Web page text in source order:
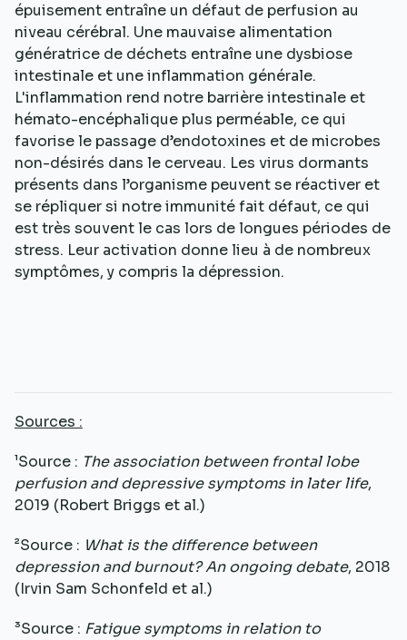
épuisement entraîne un défaut de perfusion au
niveau cérébral. Une mauvaise alimentation
génératrice de déchets entraîne une dysbiose
intestinale et une inflammation générale.
L'inflammation rend notre barrière intestinale et
hémato-encéphalique plus perméable, ce qui
favorise le passage d’endotoxines et de microbes
non-désirés dans le cerveau. Les virus dormants
présents dans l’organisme peuvent se réactiver et
se répliquer si notre immunité fait défaut, ce qui
est très souvent le cas lors de longues périodes de
stress. Leur activation donne lieu à de nombreux
symptômes, y compris la dépression.
Sources :
¹Source : The association between frontal lobe
perfusion and depressive symptoms in later life,
2019 (Robert Briggs et al.)
²Source : What is the difference between
depression and burnout? An ongoing debate, 2018
(Irvin Sam Schonfeld et al.)
³Source : Fatigue symptoms in relation to